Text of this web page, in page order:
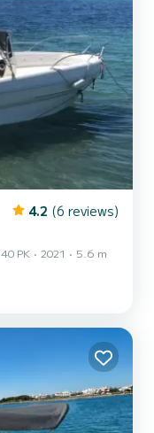
4.2 (6 reviews)
40 PK 2021
5.6 m